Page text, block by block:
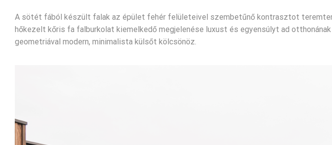
A sötét fából készült falak az épület fehér felületeivel szembetűnő kontrasztot
hőkezelt kőris fa falburkolat kiemelkedő megjelenése luxust és egyensúlyt ad
geometriával modern, minimalista külsőt kölcsönöz.